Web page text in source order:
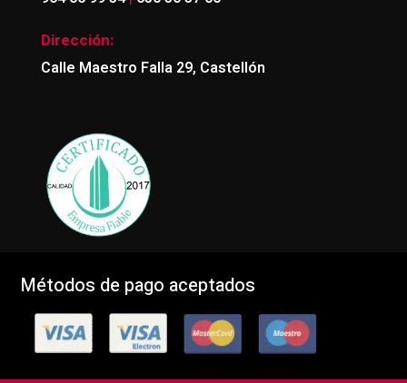
Dirección:
Calle Maestro Falla 29, Castellón
Métodos de pago aceptados